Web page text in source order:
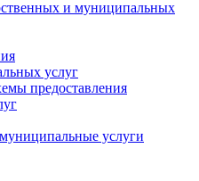
и муниципальных
услуг
предоставления
услуги